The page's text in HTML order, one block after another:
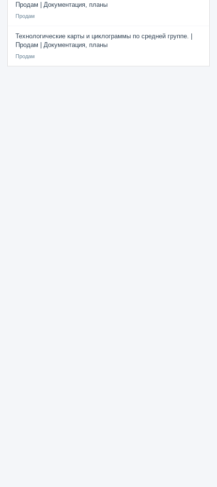
Продам | Документация, планы
Продам
Технологические карты и циклограммы по средней группе. |
Продам | Документация, планы
Продам